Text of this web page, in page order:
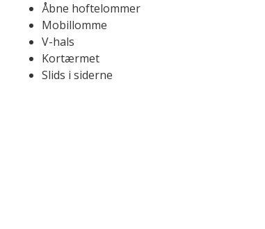
Åbne hoftelommer
Mobillomme
V-hals
Kortærmet
Slids i siderne